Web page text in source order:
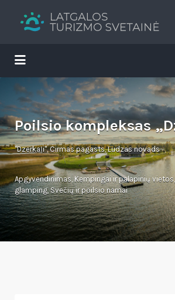
Tavs brīvdienu ceļvedis
Search
for:
for:
Poilsio kompleksas
"Dzerkaļi", Cirmas pagasts, Ludzas novads
Apgyvendinimas, Kempingai ir palapinių vietos,
glamping,Svečių ir poilsio namai